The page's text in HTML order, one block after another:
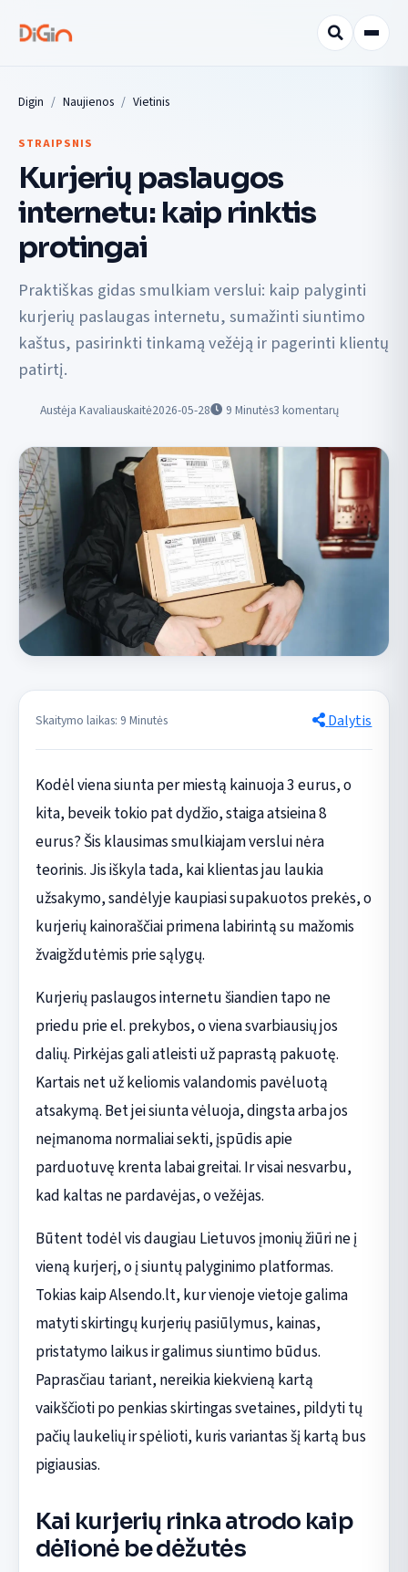
Digin Naujienos Vietinis
STRAIPSNIS
Kurjerių paslaugos
internetu: kaip rinktis
protingai
Praktiškas gidas smulkiam verslui: kaip palyginti
kurjerių paslaugas internetu, sumažinti siuntimo
kaštus, pasirinkti tinkamą vežėją ir pagerinti klientų
patirtį.
Austėja Kavaliauskaitė2026-05-28 9 Minutės3 komentarų
Skaitymo laikas: 9 Minutės Dalytis
Kodėl viena siunta per miestą kainuoja 3 eurus, o
kita, beveik tokio pat dydžio, staiga atsieina 8
eurus? Šis klausimas smulkiajam verslui nėra
teorinis. Jis iškyla tada, kai klientas jau laukia
užsakymo, sandėlyje kaupiasi supakuotos prekės, o
kurjerių kainoraščiai primena labirintą su mažomis
žvaigždutėmis prie sąlygų.
Kurjerių paslaugos internetu šiandien tapo ne
priedu prie el. prekybos, o viena svarbiausių jos
dalių. Pirkėjas gali atleisti už paprastą pakuotę.
Kartais net už keliomis valandomis pavėluotą
atsakymą. Bet jei siunta vėluoja, dingsta arba jos
neįmanoma normaliai sekti, įspūdis apie
parduotuvę krenta labai greitai. Ir visai nesvarbu,
kad kaltas ne pardavėjas, o vežėjas.
Būtent todėl vis daugiau Lietuvos įmonių žiūri ne į
vieną kurjerį, o į siuntų palyginimo platformas.
Tokias kaip Alsendo.lt, kur vienoje vietoje galima
matyti skirtingų kurjerių pasiūlymus, kainas,
pristatymo laikus ir galimus siuntimo būdus.
Paprasčiau tariant, nereikia kiekvieną kartą
vaikščioti po penkias skirtingas svetaines, pildyti tų
pačių laukelių ir spėlioti, kuris variantas šį kartą bus
pigiausias.
Kai kurjerių rinka atrodo kaip
dėlionė be dėžutės